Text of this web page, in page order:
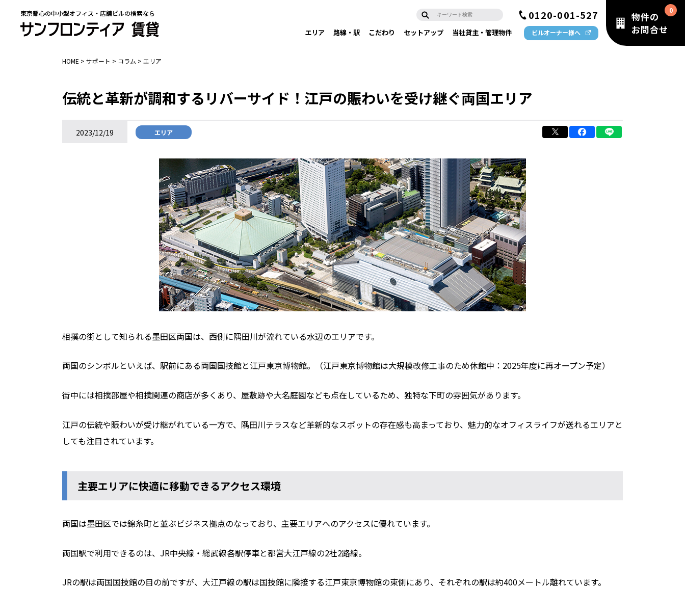
東京都心の中小型オフィス・店舗ビルの検索なら 0120-001-527
エリア 路線・駅 こだわり セットアップ 当社貸主・管理物件 ビルオーナー様へ
物件の
お問合せ
HOME > サポート > コラム > エリア
伝統と革新が調和するリバーサイド！江戸の賑わいを受け継ぐ両国エリア
2023/12/19 エリア
相撲の街として知られる墨田区両国は、西側に隅田川が流れている水辺のエリアです。
両国のシンボルといえば、駅前にある両国国技館と江戸東京博物館。（江戸東京博物館は大規模改修工事のため休館中：2025年度に再オープン予定）
街中には相撲部屋や相撲関連の商店が多くあり、屋敷跡や大名庭園なども点在しているため、独特な下町の雰囲気があります。
江戸の伝統や賑わいが受け継がれている一方で、隅田川テラスなど革新的なスポットの存在感も高まっており、魅力的なオフィスライフが送れるエリアと
しても注目されています。
主要エリアに快適に移動できるアクセス環境
両国は墨田区では錦糸町と並ぶビジネス拠点のなっており、主要エリアへのアクセスに優れています。
両国駅で利用できるのは、JR中央線・総武線各駅停車と都営大江戸線の2社2路線。
JRの駅は両国国技館の目の前ですが、大江戸線の駅は国技館に隣接する江戸東京博物館の東側にあり、それぞれの駅は約400メートル離れています。